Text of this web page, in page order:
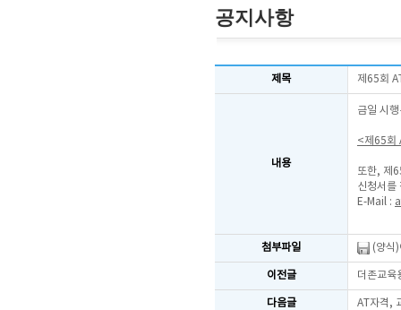
공지사항
제목 제65회
내용
금일 시
<제65회
또한, 제
신청서를
E-Mail :
첨부파일 (양식
이전글 더존교육
다음글 AT자격,